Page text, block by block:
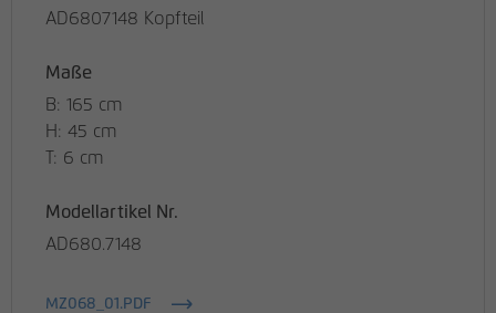
AD6807148 Kopfteil
Maße
B: 165 cm
H: 45 cm
T: 6 cm
Modellartikel Nr.
AD680.7148
MZ068_01.PDF